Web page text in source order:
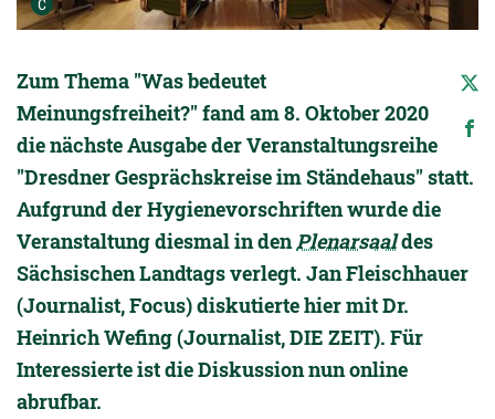
C
Zum Thema "Was bedeutet
Meinungsfreiheit?" fand am 8. Oktober 2020
die nächste Ausgabe der Veranstaltungsreihe
"Dresdner Gesprächskreise im Ständehaus" statt.
Aufgrund der Hygienevorschriften wurde die
Veranstaltung diesmal in denPlenarsaaldes
Sächsischen Landtags verlegt. Jan Fleischhauer
(Journalist, Focus) diskutierte hier mit Dr.
Heinrich Wefing (Journalist, DIE ZEIT). Für
Interessierte ist die Diskussion nun online
abrufbar.